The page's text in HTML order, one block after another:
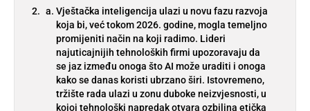
Vještačka inteligencija ulazi u novu fazu razvoja
koja bi, već tokom 2026. godine, mogla temeljno
promijeniti način na koji radimo. Lideri
najuticajnijih tehnoloških firmi upozoravaju da
se jaz između onoga što AI može uraditi i onoga
kako se danas koristi ubrzano širi. Istovremeno,
tržište rada ulazi u zonu duboke neizvjesnosti, u
kojoj tehnološki napredak otvara ozbiljna etička